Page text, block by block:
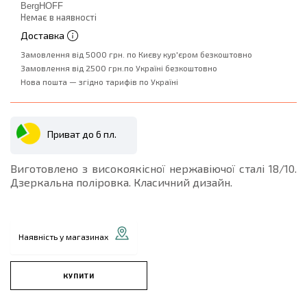
BergHOFF
Немає в наявності
Доставка
Замовлення від 5000 грн. по Києву кур'єром безкоштовно
Замовлення від 2500 грн.по Україні безкоштовно
Нова пошта — згідно тарифів по Україні
Приват до 6 пл.
Виготовлено з високоякісної нержавіючої сталі 18/10.
Дзеркальна поліровка. Класичний дизайн.
Наявність у магазинах
КУПИТИ